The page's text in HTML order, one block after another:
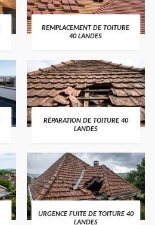
REMPLACEMENT DE TOITURE
40 LANDES
RÉPARATION DE TOITURE 40
LANDES
URGENCE FUITE DE TOITURE 40
LANDES